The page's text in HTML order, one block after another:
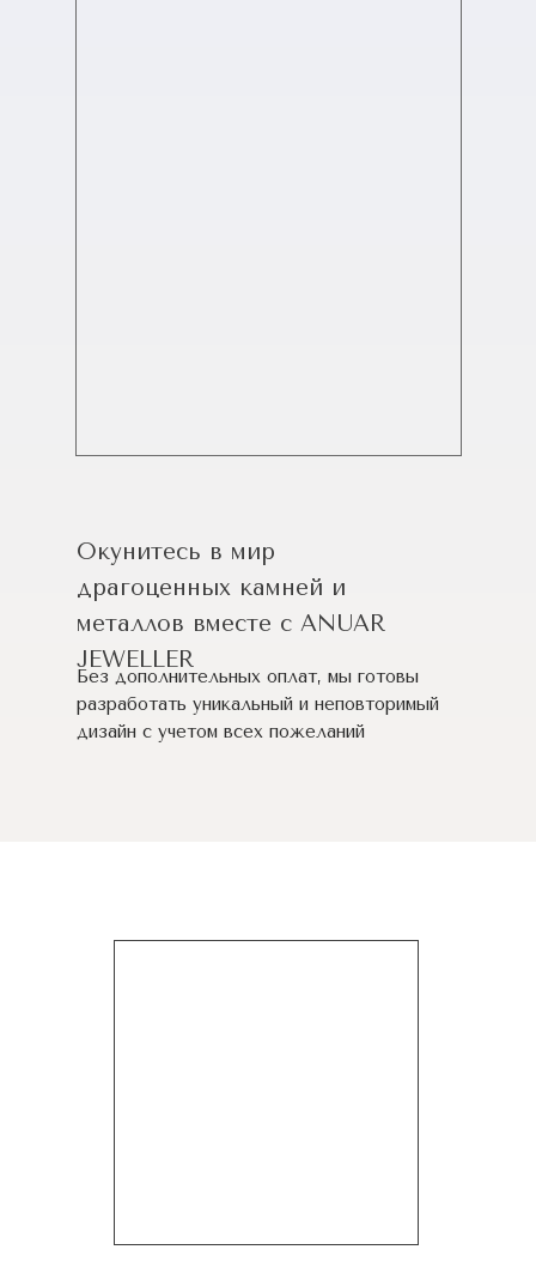
Окунитесь в мир
драгоценных камней и
металлов вместе с ANUAR
JEWELLER
Без дополнительных оплат, мы готовы
разработать уникальный и неповторимый
дизайн c учетом всех пожеланий